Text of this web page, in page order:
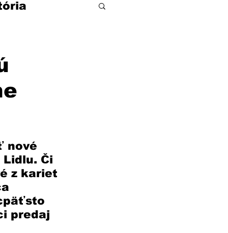
nové
Či
z kariet
predaj